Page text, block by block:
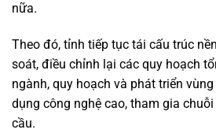
nữa.
Theo đó, tỉnh tiếp tục tái cấu trúc
soát, điều chỉnh lại các quy hoạch
ngành, quy hoạch và phát triển
dụng công nghệ cao, tham gia
cầu.